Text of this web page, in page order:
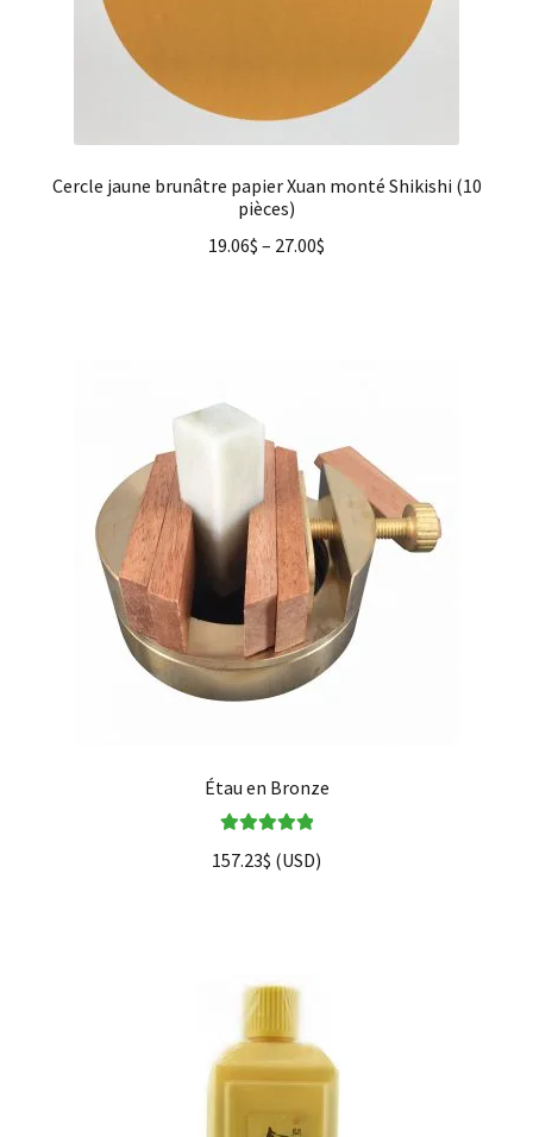
Cercle jaune brunâtre papier Xuan monté Shikishi (10
pièces)
19.06$ – 27.00$
Étau en Bronze
5
157.23$ (USD)